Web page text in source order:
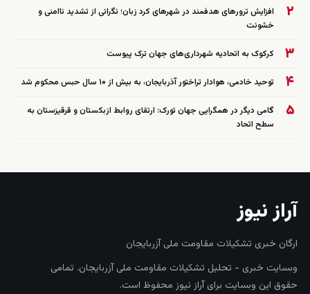
۲
افزایش ترورهای هدفمند در شهرهای کرد زبان؛ نگرانی از تشدید ناامنی و
خشونت
۳ کرکوک به اتحادیه شهرداری‌های جهان ترک پیوست
۴ توحید خادمی، هوادار تراختور آذربایجان، به بیش از ۱۰ سال حبس محکوم شد
۵
گامی دیگر در همگرایی جهان تورک: ارتقای روابط ازبکستان و قرقیزستان به
سطح اتحاد
آراز نیوز
ارگان خبری تشکیلات مقاومت ملی آزربایجان
وبسایت خبری - تحلیل تشکیلات مقاومت ملی آزربایجان. تمامی
حقوق این وبسایت برای آراز نیوز محفوظ است.